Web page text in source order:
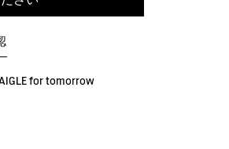
for tomorrow